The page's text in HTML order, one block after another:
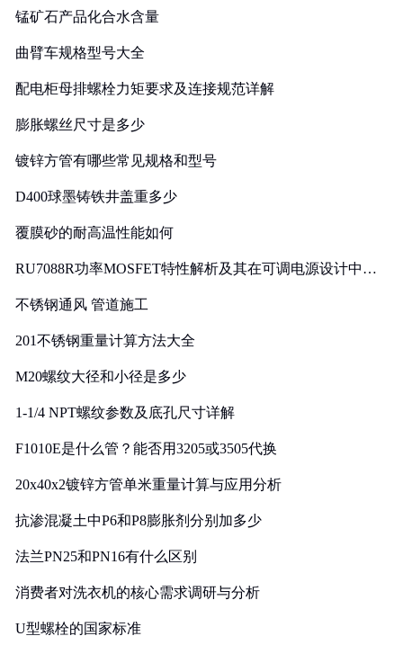
锰矿石产品化合水含量
曲臂车规格型号大全
配电柜母排螺栓力矩要求及连接规范详解
膨胀螺丝尺寸是多少
镀锌方管有哪些常见规格和型号
D400球墨铸铁井盖重多少
覆膜砂的耐高温性能如何
RU7088R功率MOSFET特性解析及其在可调电源设计中的
不锈钢通风 管道施工
201不锈钢重量计算方法大全
M20螺纹大径和小径是多少
1-1/4 NPT螺纹参数及底孔尺寸详解
F1010E是什么管？能否用3205或3505代换
20x40x2镀锌方管单米重量计算与应用分析
抗渗混凝土中P6和P8膨胀剂分别加多少
法兰PN25和PN16有什么区别
消费者对洗衣机的核心需求调研与分析
U型螺栓的国家标准